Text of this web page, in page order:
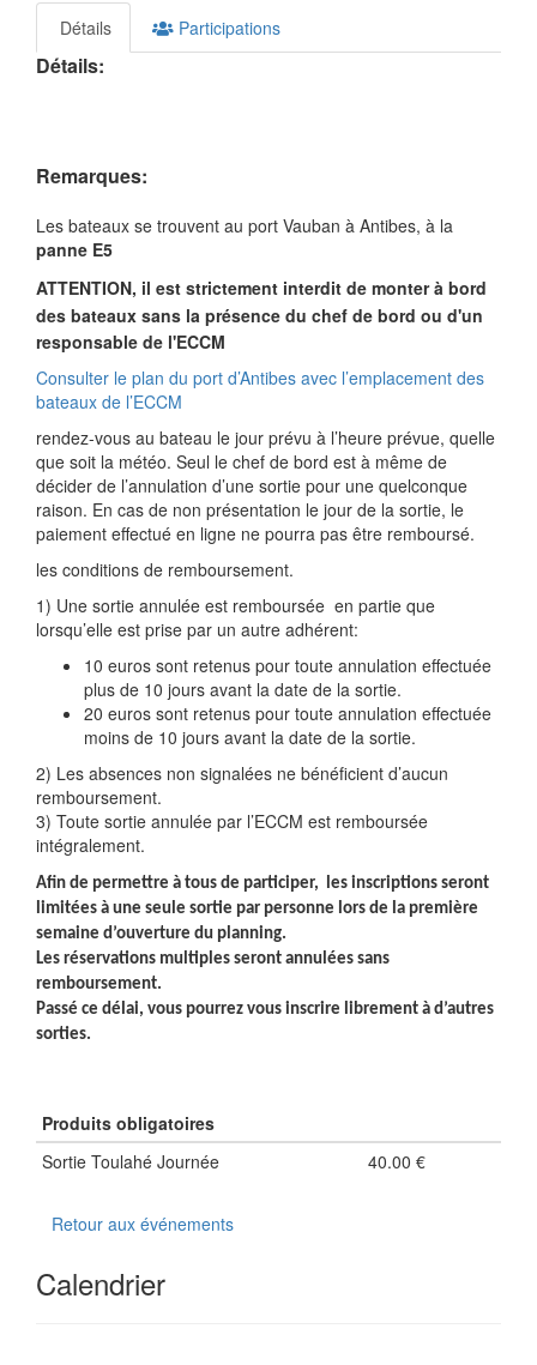
Détails Participations
Détails:
Remarques:
Les bateaux se trouvent au port Vauban à Antibes, à la
panne E5
ATTENTION, il est strictement interdit de monter à bord
des bateaux sans la présence du chef de bord ou d'un
responsable de l'ECCM
Consulter le plan du port d’Antibes avec l’emplacement des
bateaux de l’ECCM
rendez-vous au bateau le jour prévu à l’heure prévue, quelle
que soit la météo. Seul le chef de bord est à même de
décider de l’annulation d’une sortie pour une quelconque
raison. En cas de non présentation le jour de la sortie, le
paiement effectué en ligne ne pourra pas être remboursé.
les conditions de remboursement.
1) Une sortie annulée est remboursée en partie que
lorsqu’elle est prise par un autre adhérent:
10 euros sont retenus pour toute annulation effectuée
plus de 10 jours avant la date de la sortie.
20 euros sont retenus pour toute annulation effectuée
moins de 10 jours avant la date de la sortie.
2) Les absences non signalées ne bénéficient d’aucun
remboursement.
3) Toute sortie annulée par l’ECCM est remboursée
intégralement.
Afin de permettre à tous de participer, les inscriptions seront
limitées à une seule sortie par personne lors de la première
semaine d’ouverture du planning.
Les réservations multiples seront annulées sans
remboursement.
Passé ce délai, vous pourrez vous inscrire librement à d’autres
sorties.
Produits obligatoires
Sortie Toulahé Journée
40.00 €
Retour aux événements
Calendrier